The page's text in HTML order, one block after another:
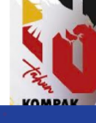
Info